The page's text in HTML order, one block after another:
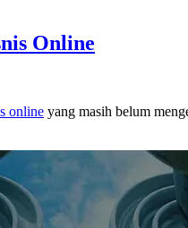
Online
online yang masih belum